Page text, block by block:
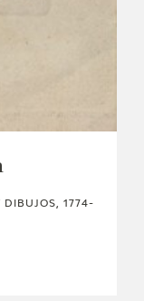
DIBUJOS, 1774-